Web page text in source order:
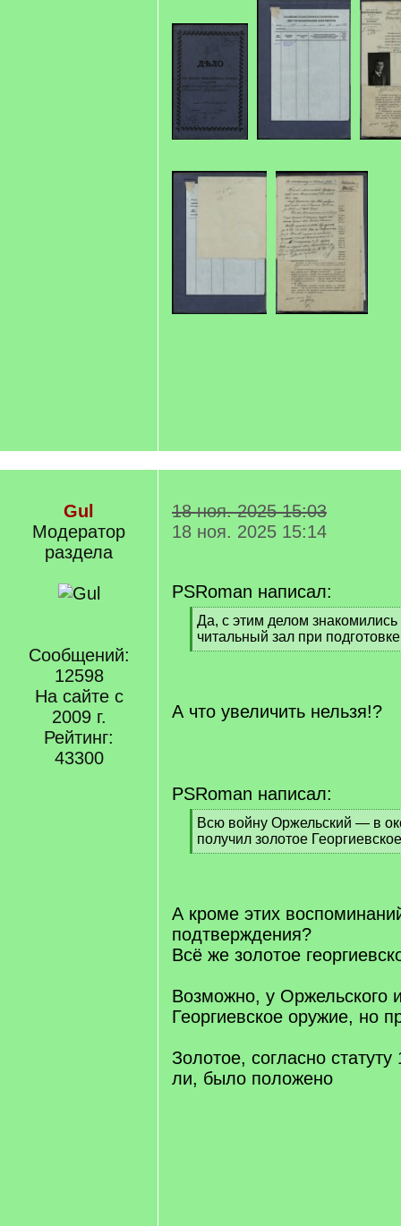
Gul
Модератор
раздела
Сообщений:
12598
На сайте с
2009 г.
Рейтинг:
43300
18 ноя. 2025 15:03
18 ноя. 2025 15:14
PSRoman написал:
[
q
]
Да, с этим делом
читальный зал при
[
А что увеличить нельзя!?
PSRoman написал:
[
q
]
Всю войну Оржельский — в
получил золотое
[
А кроме этих
подтверждения?
Всё же золотое
Возможно, у Оржельского
Георгиевское оружие, но
Золотое, согласно
ли, было положено